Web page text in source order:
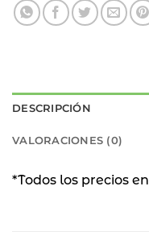
DESCRIPCIÓN
VALORACIONES (0)
*Todos los precios